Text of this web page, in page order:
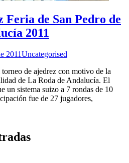
Feria de San Pedro de
2011
2011Uncategorised
de ajedrez con motivo de la
de La Roda de Andalucía. El
un sistema suizo a 7 rondas de 10
fue de 27 jugadores,